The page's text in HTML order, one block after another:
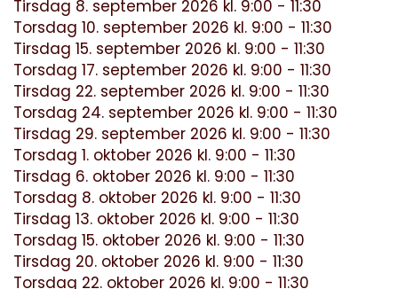
Tirsdag 8. september 2026 kl. 9:00 - 11:30
Torsdag 10. september 2026 kl. 9:00 - 11:30
Tirsdag 15. september 2026 kl. 9:00 - 11:30
Torsdag 17. september 2026 kl. 9:00 - 11:30
Tirsdag 22. september 2026 kl. 9:00 - 11:30
Torsdag 24. september 2026 kl. 9:00 - 11:30
Tirsdag 29. september 2026 kl. 9:00 - 11:30
Torsdag 1. oktober 2026 kl. 9:00 - 11:30
Tirsdag 6. oktober 2026 kl. 9:00 - 11:30
Torsdag 8. oktober 2026 kl. 9:00 - 11:30
Tirsdag 13. oktober 2026 kl. 9:00 - 11:30
Torsdag 15. oktober 2026 kl. 9:00 - 11:30
Tirsdag 20. oktober 2026 kl. 9:00 - 11:30
Torsdag 22. oktober 2026 kl. 9:00 - 11:30